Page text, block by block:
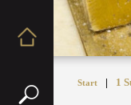
Start | 1